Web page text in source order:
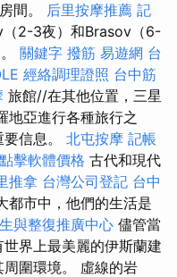
間。
后里按摩推薦 記
2-3夜）和Brasov（6-
關鍵字 撥筋 易遊網 台
經絡調理證照 台中筋
旅館//在其他位置，三星
地亞進行各種旅行之
信息。 北屯按摩 記帳
擊軟體價格 古代和現代
推拿 台灣公司登記 台中
都市中，他們的生活是
與整復推廣中心 儘管當
界上最美麗的伊斯蘭建
圍環境。 虛線的岩